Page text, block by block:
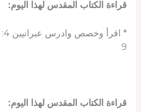
قراءة الكتاب المقدس لهذا اليوم:
9
قراءة الكتاب المقدس لهذا اليوم: